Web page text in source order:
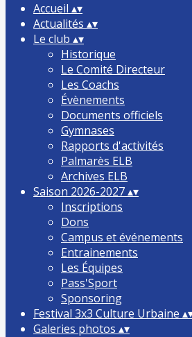
Accueil ▴▾
Actualités ▴▾
Le club ▴▾
Historique
Le Comité Directeur
Les Coachs
Évènements
Documents officiels
Gymnases
Rapports d'activités
Palmarès ELB
Archives ELB
Saison 2026-2027▴▾
Inscriptions
Dons
Campus et événements
Entrainements
Les Équipes
Pass'Sport
Sponsoring
Festival 3x3 Culture Urbaine ▴
Galeries photos ▴▾